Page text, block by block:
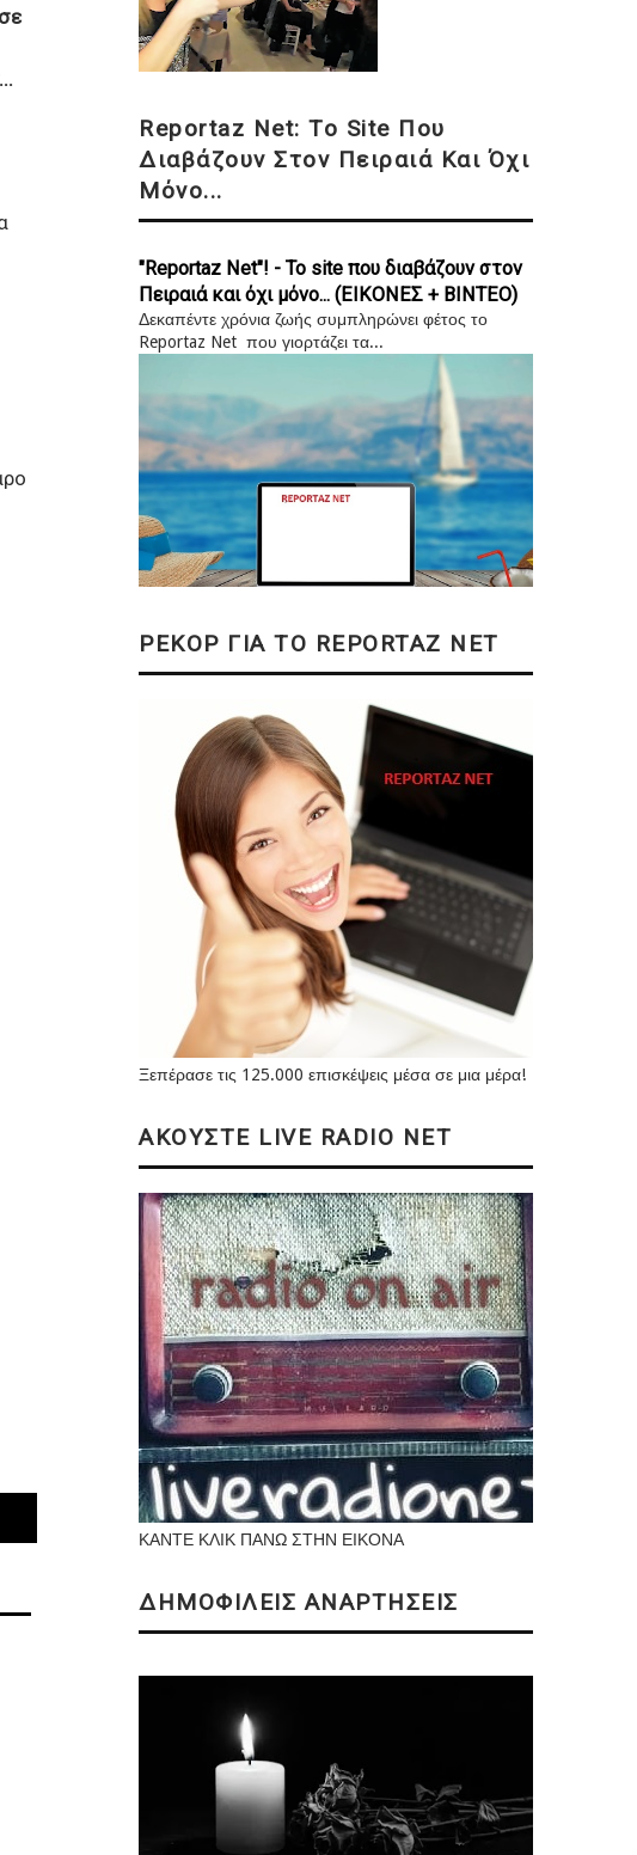
Reportaz Net: Το Site Που
Διαβάζουν Στον Πειραιά Και Όχι
Μόνο...
"Reportaz Net"! - Το site που διαβάζουν στον
Πειραιά και όχι μόνο... (ΕΙΚΟΝΕΣ + ΒΙΝΤΕΟ)
Δεκαπέντε χρόνια ζωής συμπληρώνει φέτος το
Reportaz Net που γιορτάζει τα...
ΡΕΚΟΡ ΓΙΑ ΤΟ REPORTAZ NET
Ξεπέρασε τις 125.000 επισκέψεις μέσα σε μια μέρα!
ΑΚΟΥΣΤΕ LIVE RADIO NET
ΚΑΝΤΕ ΚΛΙΚ ΠΑΝΩ ΣΤΗΝ ΕΙΚΟΝΑ
ΔΗΜΟΦΙΛΕΙΣ ΑΝΑΡΤΗΣΕΙΣ